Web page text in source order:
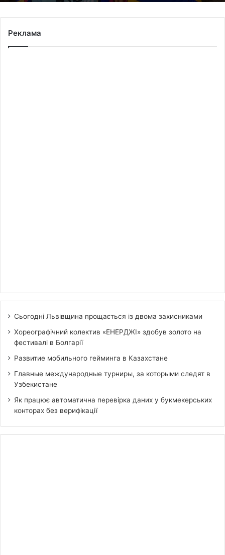
Реклама
Сьогодні Львівщина прощається із двома захисниками
Хореографічний колектив «ЕНЕРДЖІ» здобув золото на
фестивалі в Болгарії
Развитие мобильного гейминга в Казахстане
Главные международные турниры, за которыми следят в
Узбекистане
Як працює автоматична перевірка даних у букмекерських
конторах без верифікації